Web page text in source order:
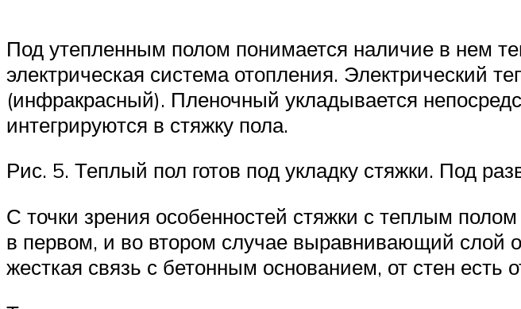
Под утепленным полом понимается наличие в нем
электрическая система отопления. Электрический
(инфракрасный). Пленочный укладывается
интегрируются в стяжку пола.
Рис. 5. Теплый пол готов под укладку стяжки. Под
С точки зрения особенностей стяжки с теплым
в первом, и во втором случае выравнивающий слой
жесткая связь с бетонным основанием, от стен